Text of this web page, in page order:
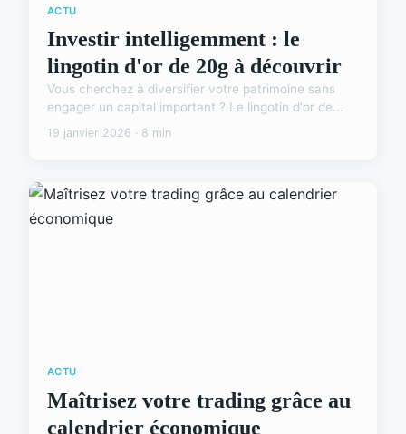
ACTU
Investir intelligemment : le
lingotin d'or de 20g à découvrir
Vous cherchez à diversifier votre patrimoine sans
engager un capital important ? Le lingotin d'or de...
19 janvier 2026 · 8 min
ACTU
Maîtrisez votre trading grâce au
calendrier économique